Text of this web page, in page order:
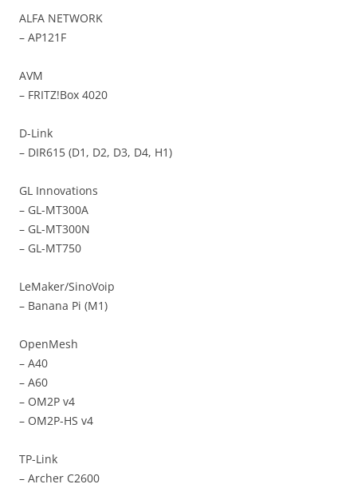
ALFA NETWORK
– AP121F
AVM
– FRITZ!Box 4020
D-Link
– DIR615 (D1, D2, D3, D4, H1)
GL Innovations
– GL-MT300A
– GL-MT300N
– GL-MT750
LeMaker/SinoVoip
– Banana Pi (M1)
OpenMesh
– A40
– A60
– OM2P v4
– OM2P-HS v4
TP-Link
– Archer C2600